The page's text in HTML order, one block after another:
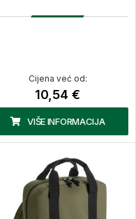
Cijena već od:
10,54 €
VIŠE INFORMACIJA